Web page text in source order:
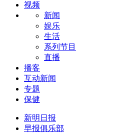
视频
新闻
娱乐
生活
系列节目
直播
播客
互动新闻
专题
保健
新明日报
早报俱乐部